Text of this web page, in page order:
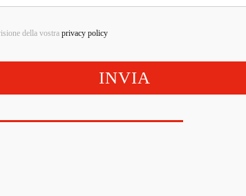
della vostraprivacy policy